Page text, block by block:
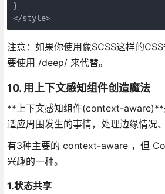
}
</style>
注意：如果你使用像SCSS这样的
要使用 /deep/ 来代替。
10. 用上下文感知组件创造魔法
**上下文感知组件(context-aware)**
适应周围发生的事情，处理边缘情况
有3种主要的 context-aware ，但
兴趣的一种。
1.状态共享